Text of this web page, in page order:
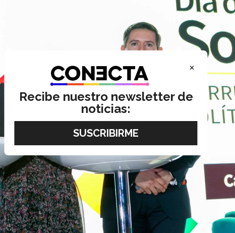
×
Recibe nuestro newsletter de
noticias: